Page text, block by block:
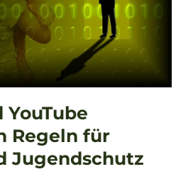
YouTube
Regeln für
Jugendschutz